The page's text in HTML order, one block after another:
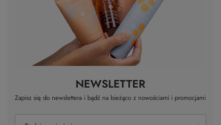
NEWSLETTER
Zapisz się do newslettera i bądź na bieżąco z nowościami i promocjami